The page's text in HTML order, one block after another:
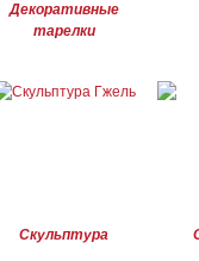
Декоративные
тарелки
Скульптура